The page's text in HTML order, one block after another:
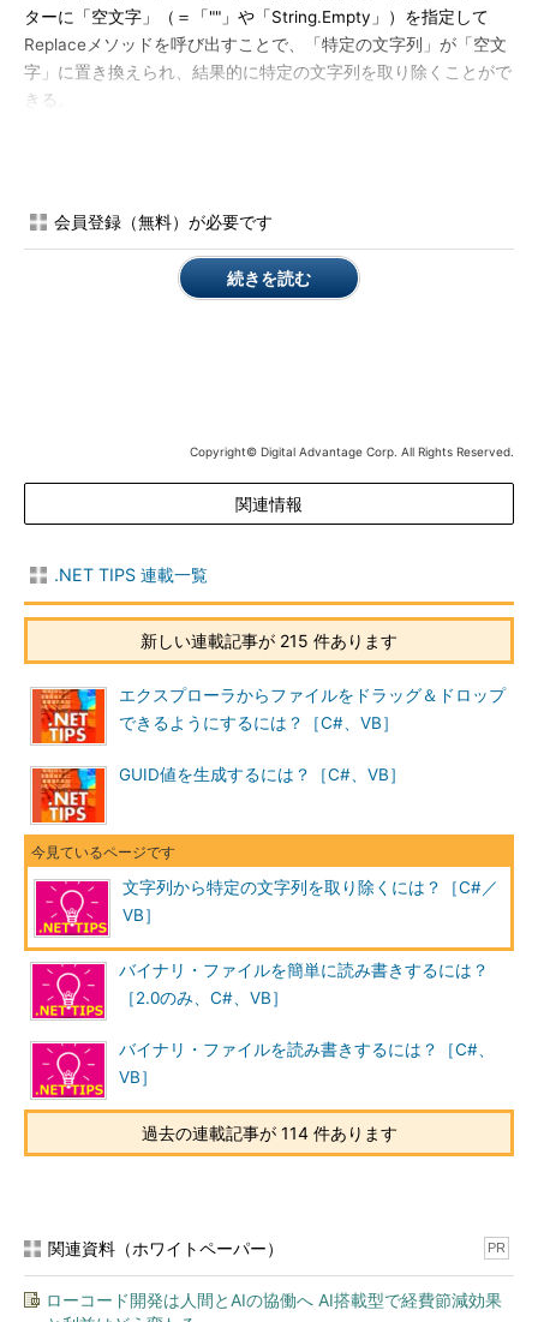
ターに「空文字」（＝「""」や「String.Empty」）を指定して
Replaceメソッドを呼び出すことで、「特定の文字列」が「空文
字」に置き換えられ、結果的に特定の文字列を取り除くことがで
きる。
の文字列を取り除きたい場合には、次のようにReplaceメソッド
を呼び出せばよい。
DimbeforeAs String="あいうえお"
Console.WriteLine(after)
' 出力：あいお
文字列から特定の文字列を取り除くサンプルコード（上：C#、下：VB）
た「あいお」という出力が得られる。
なお、本TIPSでは「特定の文字列」を固定で指定している
が、これをRegexクラス（System.Text.RegularExpressions名前
空間）を使って正規表現により動的に指定する方法が「
TIPS：
正規表現を使って文字列から部分文字列を取り除くには？
介されている。
条件が複雑なとき
取り除きたい文字列を指定する条件が複雑なときは、その文字
列を検索して位置を見つけ出してから、Removeメソッドを使っ
て削除する。複数条件（複数の条件にマッチした部分文字列のみ
を削除する）や位置指定（ある位置以降／以前でマッチした部分
文字列のみを削除する）、あるいは、最初／最後にマッチした部
のコード）。
会員登録（無料）が必要です
続きを読む
Copyright© Digital Advantage Corp. All Rights Reserved.
関連情報
.NET TIPS 連載一覧
新しい連載記事が 215 件あります
エクスプローラからファイルをドラッグ＆ドロップ
できるようにするには？［C#、VB］
GUID値を生成するには？［C#、VB］
文字列から特定の文字列を取り除くには？［C#／
VB］
バイナリ・ファイルを簡単に読み書きするには？
［2.0のみ、C#、VB］
バイナリ・ファイルを読み書きするには？［C#、
VB］
過去の連載記事が 114 件あります
関連資料（ホワイトペーパー） PR
ローコード開発は人間とAIの協働へ AI搭載型で経費節減効果